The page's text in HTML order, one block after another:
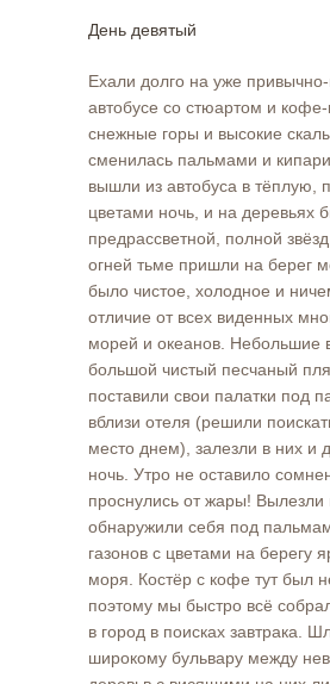
День девятый
Ехали долго на уже
автобусе со стюартом и кофе-
снежные горы и высокие
сменилась пальмами и
вышли из автобуса в тёплую,
цветами ночь, и на деревьях
предрассветной, полной
огней тьме пришли на берег
было чистое, холодное и
отличие от всех виденных
морей и океанов. Небольшие
большой чистый песчаный
поставили свои палатки под
вблизи отеля (решили
место днем), залезли в них и
ночь. Утро не оставило
проснулись от жары! Вылезли
обнаружили себя под
газонов с цветами на берегу
моря. Костёр с кофе тут был
поэтому мы быстро всё
в город в поисках завтрака.
широкому бульвару между